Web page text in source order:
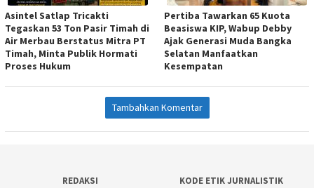
Asintel Satlap Tricakti
Tegaskan 53 Ton Pasir Timah di
Air Merbau Berstatus Mitra PT
Timah, Minta Publik Hormati
Proses Hukum
Pertiba Tawarkan 65 Kuota
Beasiswa KIP, Wabup Debby
Ajak Generasi Muda Bangka
Selatan Manfaatkan
Kesempatan
Tambahkan Komentar
REDAKSI KODE ETIK JURNALISTIK